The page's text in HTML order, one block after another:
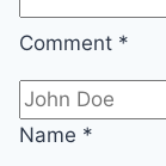
Comment *
Name *